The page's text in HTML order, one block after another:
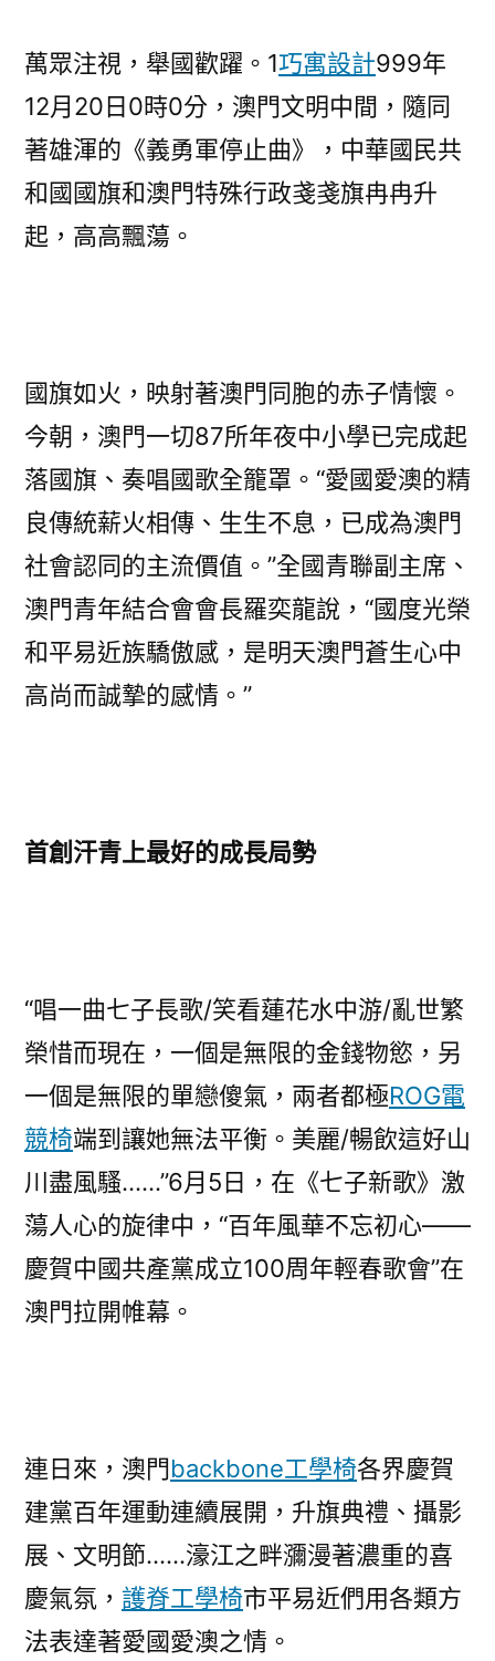
萬眾注視，舉國歡躍。1巧寓設計999年
12月20日0時0分，澳門文明中間，隨同
著雄渾的《義勇軍停止曲》，中華國民共
和國國旗和澳門特殊行政戔戔旗冉冉升
起，高高飄蕩。
國旗如火，映射著澳門同胞的赤子情懷。
今朝，澳門一切87所年夜中小學已完成起
落國旗、奏唱國歌全籠罩。“愛國愛澳的精
良傳統薪火相傳、生生不息，已成為澳門
社會認同的主流價值。”全國青聯副主席、
澳門青年結合會會長羅奕龍說，“國度光榮
和平易近族驕傲感，是明天澳門蒼生心中
高尚而誠摯的感情。”
首創汗青上最好的成長局勢
“唱一曲七子長歌/笑看蓮花水中游/亂世繁
榮惜而現在，一個是無限的金錢物慾，另
一個是無限的單戀傻氣，兩者都極ROG電
競椅端到讓她無法平衡。美麗/暢飲這好山
川盡風騷……”6月5日，在《七子新歌》激
蕩人心的旋律中，“百年風華不忘初心——
慶賀中國共產黨成立100周年輕春歌會”在
澳門拉開帷幕。
連日來，澳門backbone工學椅各界慶賀
建黨百年運動連續展開，升旗典禮、攝影
展、文明節……濠江之畔瀰漫著濃重的喜
慶氣氛， 護脊工學椅市平易近們用各類方
法表達著愛國愛澳之情。